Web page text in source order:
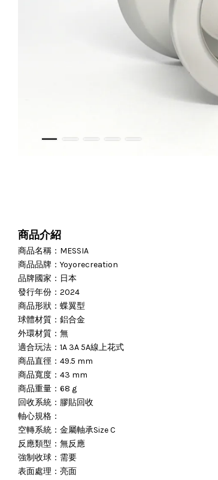
商品介紹
商品名稱：MESSIA
商品品牌：Yoyorecreation
品牌國家：日本
發行年份：2024
商品形狀：蝶翼型
球體材質：鋁合金
外環材質：無
適合玩法：1A 3A 5A線上花式
商品直徑：49.5 mm
商品寬度：43 mm
商品重量：68 g
回收系統：膠貼回收
軸心規格：
空轉系統：金屬軸承Size C
反應類型：無反應
強制收球：需要
表面處理：亮面